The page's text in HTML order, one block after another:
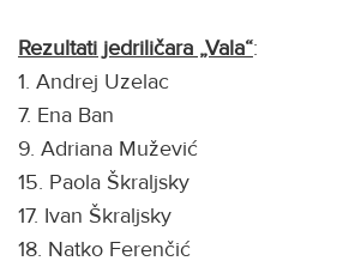
Rezultati jedriličara „Vala“:
1. Andrej Uzelac
7. Ena Ban
9. Adriana Mužević
15. Paola Škraljsky
17. Ivan Škraljsky
18. Natko Ferenčić